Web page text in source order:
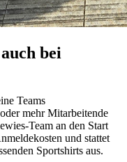
bei
Teams
mehr Mitarbeitende
Team an den Start
und stattet
Sportshirts aus.